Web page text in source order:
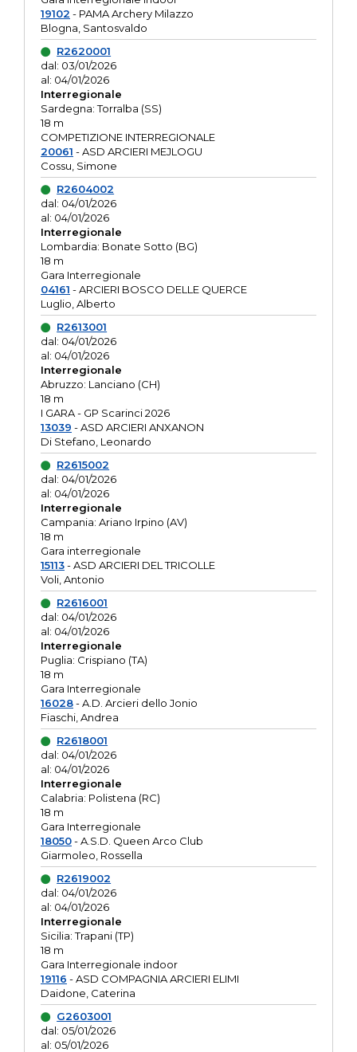
19102 - PAMA Archery Milazzo
Blogna, Santosvaldo
R2620001
dal: 03/01/2026
al: 04/01/2026
Interregionale
Sardegna: Torralba (SS)
18 m
COMPETIZIONE INTERREGIONALE
20061 - ASD ARCIERI MEJLOGU
Cossu, Simone
R2604002
dal: 04/01/2026
al: 04/01/2026
Interregionale
Lombardia: Bonate Sotto (BG)
18 m
Gara Interregionale
04161 - ARCIERI BOSCO DELLE QUERCE
Luglio, Alberto
R2613001
dal: 04/01/2026
al: 04/01/2026
Interregionale
Abruzzo: Lanciano (CH)
18 m
I GARA - GP Scarinci 2026
13039 - ASD ARCIERI ANXANON
Di Stefano, Leonardo
R2615002
dal: 04/01/2026
al: 04/01/2026
Interregionale
Campania: Ariano Irpino (AV)
18 m
Gara interregionale
15113- ASD ARCIERI DEL TRICOLLE
Voli, Antonio
R2616001
dal: 04/01/2026
al: 04/01/2026
Interregionale
Puglia: Crispiano (TA)
18 m
Gara Interregionale
16028- A.D. Arcieri dello Jonio
Fiaschi, Andrea
R2618001
dal: 04/01/2026
al: 04/01/2026
Interregionale
Calabria: Polistena (RC)
18 m
Gara Interregionale
18050- A.S.D. Queen Arco Club
Giarmoleo, Rossella
R2619002
dal: 04/01/2026
al: 04/01/2026
Interregionale
Sicilia: Trapani (TP)
18 m
Gara Interregionale indoor
19116 - ASD COMPAGNIA ARCIERI ELIMI
Daidone, Caterina
G2603001
dal: 05/01/2026
al: 05/01/2026